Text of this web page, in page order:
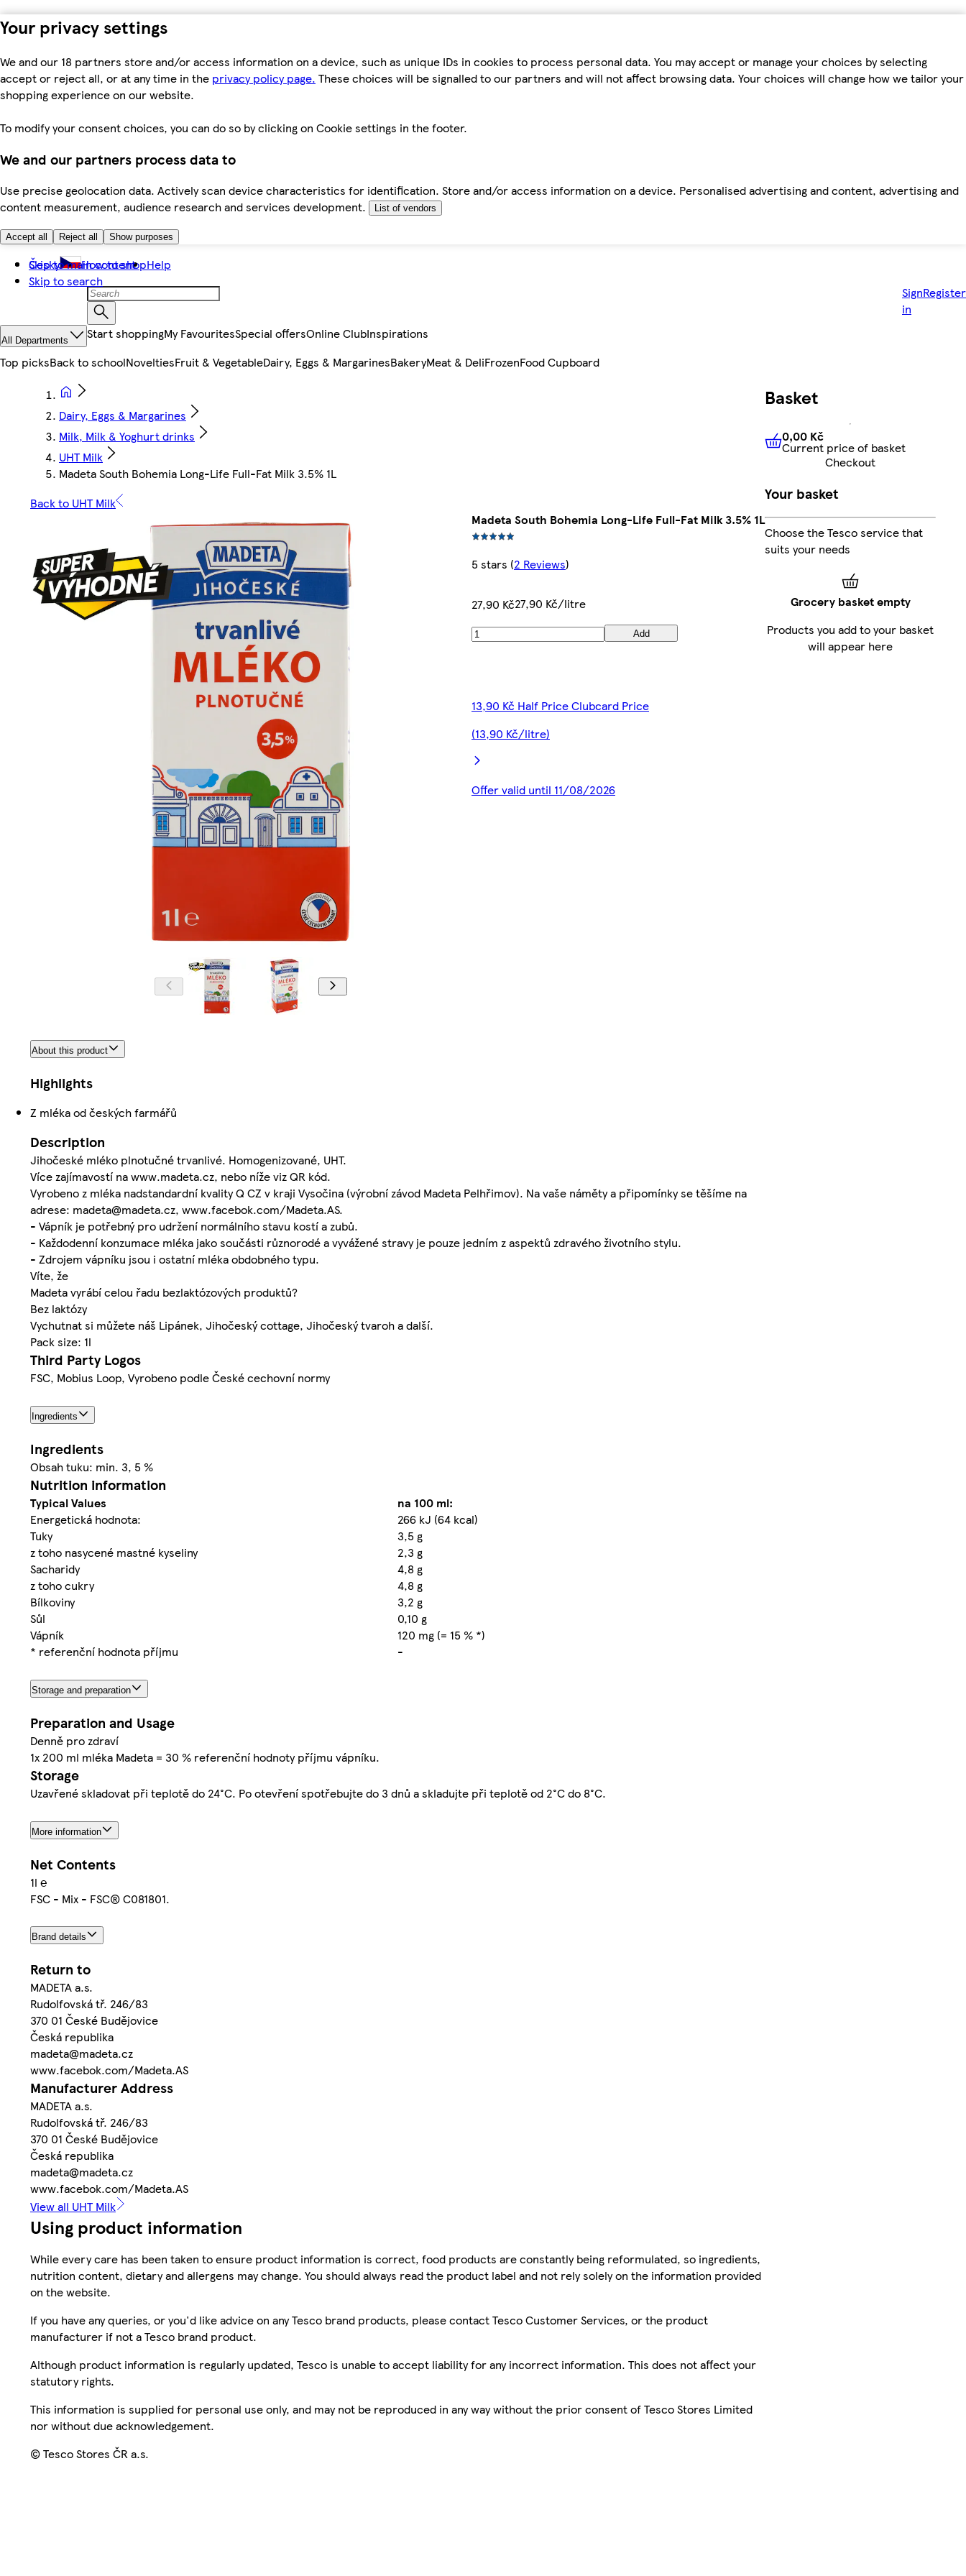
Your privacy settings
We and our 18 partners store and/or access information on a device, such as unique IDs in cookies to process personal data. You may accept or manage your choices by selecting
accept or reject all, or at any time in the privacy policy page. These choices will be signalled to our partners and will not affect browsing data. Your choices will change how we tailor your
shopping experience on our website.
To modify your consent choices, you can do so by clicking on Cookie settings in the footer.
We and our partners process data to
Use precise geolocation data. Actively scan device characteristics for identification. Store and/or access information on a device. Personalised advertising and content, advertising and
content measurement, audience research and services development.
List of vendors
Accept all Reject all Show purposes
Skip to main content
Skip to search
Česky How to shopHelp
Sign
in
Register
All Departments Start shoppingMy FavouritesSpecial offersOnline ClubInspirations
Top picksBack to schoolNoveltiesFruit & VegetableDairy, Eggs & MargarinesBakeryMeat & DeliFrozenFood Cupboard
Dairy, Eggs & Margarines
Milk, Milk & Yoghurt drinks
UHT Milk
Madeta South Bohemia Long-Life Full-Fat Milk 3.5% 1L
Back to UHT Milk
Madeta South Bohemia Long-Life Full-Fat Milk 3.5% 1L
5 stars (2 Reviews)
27,90 Kč27,90 Kč/litre
Add
13,90 Kč Half Price Clubcard Price
(13,90 Kč/litre)
Offer valid until 11/08/2026
About this product
Highlights
Z mléka od českých farmářů
Description
Jihočeské mléko plnotučné trvanlivé. Homogenizované, UHT.
Více zajímavostí na www.madeta.cz, nebo níže viz QR kód.
Vyrobeno z mléka nadstandardní kvality Q CZ v kraji Vysočina (výrobní závod Madeta Pelhřimov). Na vaše náměty a připomínky se těšíme na
adrese: madeta@madeta.cz, www.facebok.com/Madeta.AS.
- Vápník je potřebný pro udržení normálního stavu kostí a zubů.
- Každodenní konzumace mléka jako součásti různorodé a vyvážené stravy je pouze jedním z aspektů zdravého životního stylu.
- Zdrojem vápníku jsou i ostatní mléka obdobného typu.
Víte, že
Madeta vyrábí celou řadu bezlaktózových produktů?
Bez laktózy
Vychutnat si můžete náš Lipánek, Jihočeský cottage, Jihočeský tvaroh a další.
Pack size: 1l
Third Party Logos
FSC, Mobius Loop, Vyrobeno podle České cechovní normy
Ingredients
Ingredients
Obsah tuku: min. 3, 5 %
Nutrition information
Typical Values
na 100 ml:
Energetická hodnota:
266 kJ (64 kcal)
Tuky
3,5 g
z toho nasycené mastné kyseliny
2,3 g
Sacharidy
4,8 g
z toho cukry
4,8 g
Bílkoviny
3,2 g
Sůl
0,10 g
Vápník
120 mg (= 15 % *)
* referenční hodnota příjmu
-
Storage and preparation
Preparation and Usage
Denně pro zdraví
1x 200 ml mléka Madeta = 30 % referenční hodnoty příjmu vápníku.
Storage
Uzavřené skladovat při teplotě do 24°C. Po otevření spotřebujte do 3 dnů a skladujte při teplotě od 2°C do 8°C.
More information
Net Contents
1l ℮
FSC - Mix - FSC® C081801.
Brand details
Return to
MADETA a.s.
Rudolfovská tř. 246/83
370 01 České Budějovice
Česká republika
madeta@madeta.cz
www.facebok.com/Madeta.AS
Manufacturer Address
MADETA a.s.
Rudolfovská tř. 246/83
370 01 České Budějovice
Česká republika
madeta@madeta.cz
www.facebok.com/Madeta.AS
View all UHT Milk
Using product information
While every care has been taken to ensure product information is correct, food products are constantly being reformulated, so ingredients,
nutrition content, dietary and allergens may change. You should always read the product label and not rely solely on the information provided
on the website.
If you have any queries, or you'd like advice on any Tesco brand products, please contact Tesco Customer Services, or the product
manufacturer if not a Tesco brand product.
Although product information is regularly updated, Tesco is unable to accept liability for any incorrect information. This does not affect your
statutory rights.
This information is supplied for personal use only, and may not be reproduced in any way without the prior consent of Tesco Stores Limited
nor without due acknowledgement.
© Tesco Stores ČR a.s.
Basket
0,00 KčCurrent price of
0,00 Kč
Current price of basket
Checkout
Your basket
Choose the Tesco service that
suits your needs
Grocery basket empty
Products you add to your basket
will appear here